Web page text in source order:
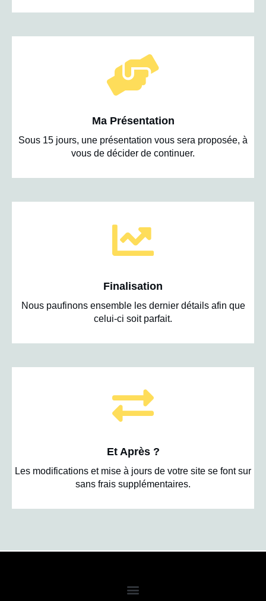
Ma Présentation
Sous 15 jours, une présentation vous sera proposée, à
vous de décider de continuer.
Finalisation
Nous paufinons ensemble les dernier détails afin que
celui-ci soit parfait.
Et Après ?
Les modifications et mise à jours de votre site se font sur
sans frais supplémentaires.